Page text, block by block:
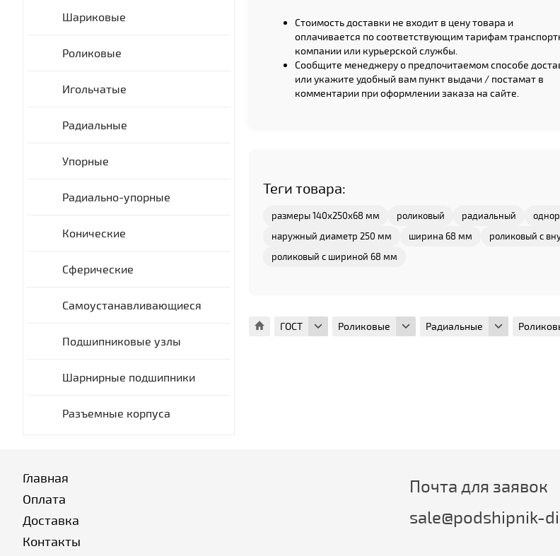
Стоимость доставки не входит в цену товара и
оплачивается по соответствующим тарифам
компании или курьерской службы.
Сообщите менеджеру о предпочитаемом способе
или укажите удобный вам пункт выдачи / постамат в
комментарии при оформлении заказа на сайте.
Теги товара:
размеры 140x250x68 мм роликовый радиальный
наружный диаметр 250 мм
ширина 68 мм роликовый с
роликовый с шириной 68 мм
ГОСТ Роликовые Радиальные
Шариковые
Роликовые
Игольчатые
Радиальные
Упорные
Радиально-упорные
Конические
Сферические
Самоустанавливающиеся
Подшипниковые узлы
Шарнирные подшипники
Разъемные корпуса
Главная
Оплата
Доставка
Контакты
Почта для заявок
sale@podshipnik-